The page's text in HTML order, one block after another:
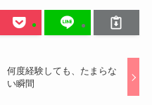
何度経験しても、たまらな
い瞬間